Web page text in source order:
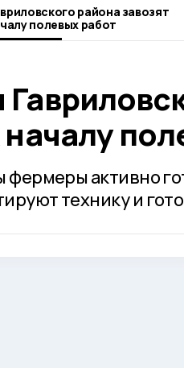
района завозят
полевых работ
активно
технику и